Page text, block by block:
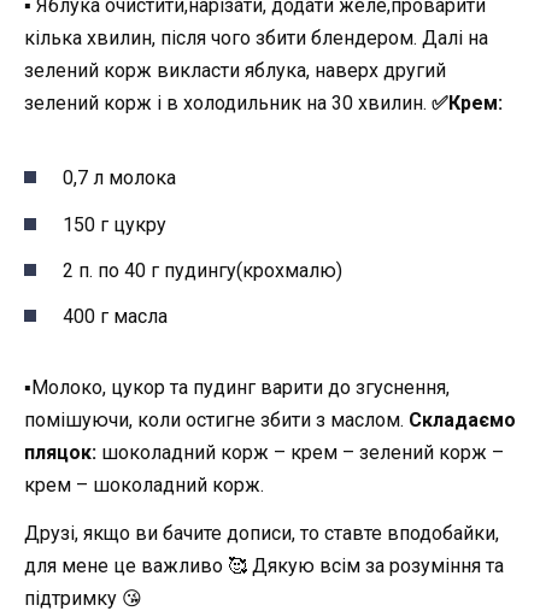
▪︎ Яблука очистити,нарізати, додати желе,проварити
кілька хвилин, після чого збити блендером. Далі на
зелений корж викласти яблука, наверх другий
зелений корж і в холодильник на 30 хвилин. ✅️Крем:
0,7 л молока
150 г цукру
2 п. по 40 г пудингу(крохмалю)
400 г масла
▪︎Молоко, цукор та пудинг варити до згуснення,
помішуючи, коли остигне збити з маслом. Складаємо
пляцок: шоколадний корж – крем – зелений корж –
крем – шоколадний корж.
Друзі, якщо ви бачите дописи, то ставте вподобайки,
для мене це важливо 🥰 Дякую всім за розуміння та
підтримку 😘